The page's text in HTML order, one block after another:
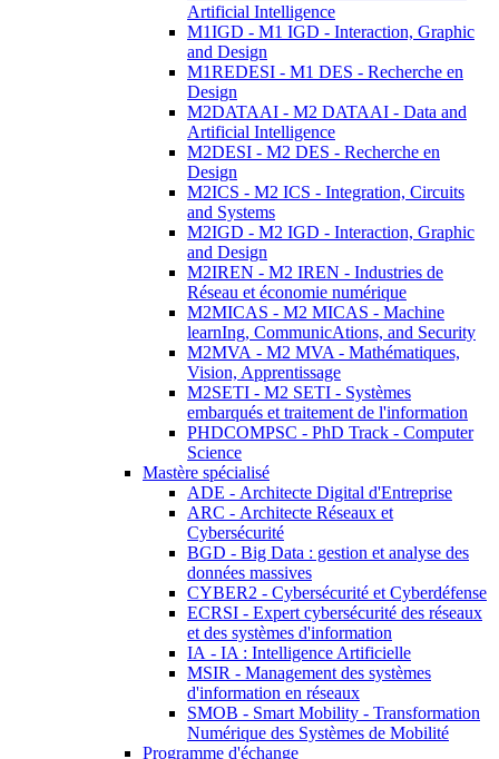
Artificial Intelligence
M1IGD - M1 IGD - Interaction, Graphic
and Design
M1REDESI - M1 DES - Recherche en
Design
M2DATAAI - M2 DATAAI - Data and
Artificial Intelligence
M2DESI - M2 DES - Recherche en
Design
M2ICS - M2 ICS - Integration, Circuits
and Systems
M2IGD - M2 IGD - Interaction, Graphic
and Design
M2IREN - M2 IREN - Industries de
Réseau et économie numérique
M2MICAS - M2 MICAS - Machine
learnIng, CommunicAtions, and Security
M2MVA - M2 MVA - Mathématiques,
Vision, Apprentissage
M2SETI - M2 SETI - Systèmes
embarqués et traitement de l'information
PHDCOMPSC - PhD Track - Computer
Science
Mastère spécialisé
ADE - Architecte Digital d'Entreprise
ARC - Architecte Réseaux et
Cybersécurité
BGD - Big Data : gestion et analyse des
données massives
CYBER2 - Cybersécurité et Cyberdéfense
ECRSI - Expert cybersécurité des réseaux
et des systèmes d'information
IA - IA : Intelligence Artificielle
MSIR - Management des systèmes
d'information en réseaux
SMOB - Smart Mobility - Transformation
Numérique des Systèmes de Mobilité
Programme d'échange